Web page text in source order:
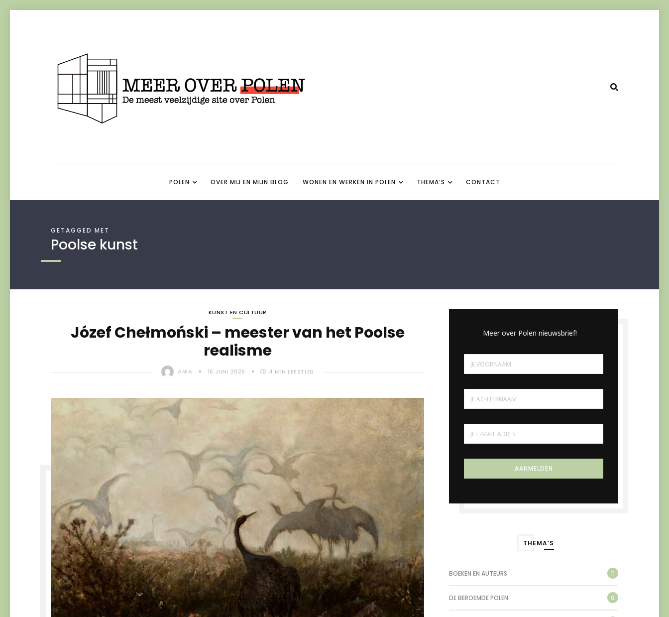
POLEN OVER MIJ EN MIJN BLOG WONEN EN WERKEN IN POLEN THEMA’S CONTACT
GETAGGED MET
Poolse kunst
KUNST EN CULTUUR
Józef Chełmoński – meester van het Poolse
realisme
ANIA 16 JUNI 2026 4 MIN LEESTIJD
Meer over Polen nieuwsbrief!
THEMA’S
BOEKEN EN AUTEURS 11
DE BEROEMDE POLEN 9